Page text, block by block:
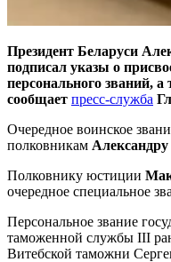
Президент Беларуси
подписал указы о
персонального званий,
сообщает пресс-служба
Очередное воинское
полковникам
Полковнику юстиции
очередное специальное
Персональное звание
таможенной службы III
Витебской таможни